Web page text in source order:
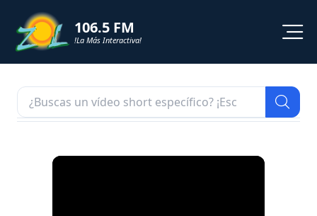
106.5 FM
!La Más Interactiva!
NOTICIAS